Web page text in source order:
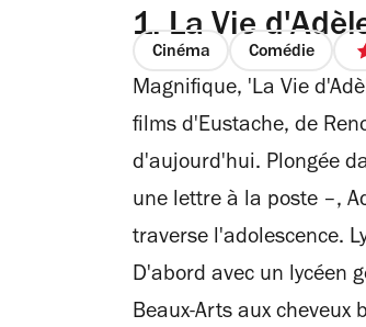
1. La Vie
Cinéma Comédie
Magnifique, 'La Vie
films d'Eustache, de
d'aujourd'hui. Plongée
une lettre à la poste –,
traverse l'adolescence.
D'abord avec un lycéen
Beaux-Arts aux cheveux